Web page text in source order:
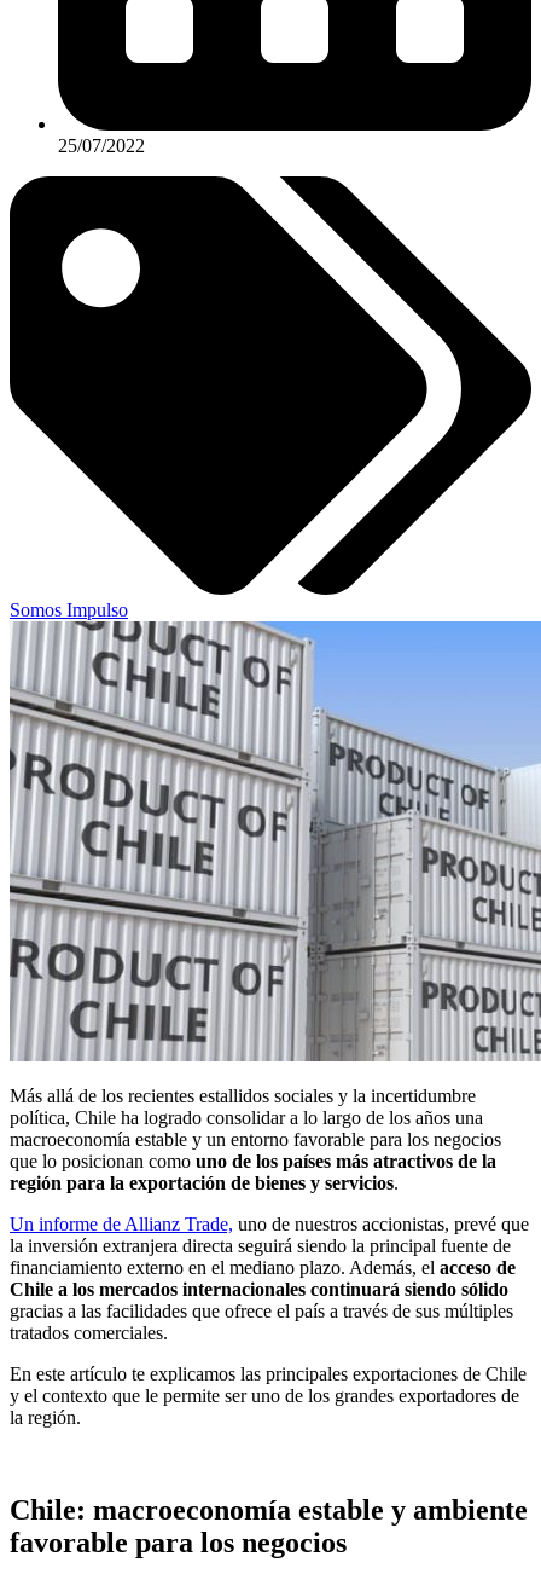
25/07/2022
Somos Impulso
Más allá de los recientes estallidos sociales y la incertidumbre
política, Chile ha logrado consolidar a lo largo de los años una
macroeconomía estable y un entorno favorable para los negocios
que lo posicionan como uno de los países más atractivos de la
región para la exportación de bienes y servicios.
Un informe de Allianz Trade, uno de nuestros accionistas, prevé que
la inversión extranjera directa seguirá siendo la principal fuente de
financiamiento externo en el mediano plazo. Además, el acceso de
Chile a los mercados internacionales continuará siendo sólido
gracias a las facilidades que ofrece el país a través de sus múltiples
tratados comerciales.
En este artículo te explicamos las principales exportaciones de Chile
y el contexto que le permite ser uno de los grandes exportadores de
la región.
Chile: macroeconomía estable y ambiente
favorable para los negocios